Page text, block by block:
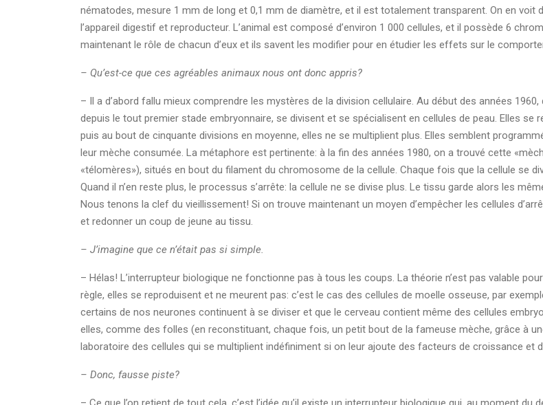
nématodes, mesure 1 mm de long et 0,1 mm de diamètre, et il est totalement transparent. On en
l’appareil digestif et reproducteur. L’animal est composé d’environ 1 000 cellules, et il possède 6
maintenant le rôle de chacun d’eux et ils savent les modifier pour en étudier les effets sur le
– Qu’est-ce que ces agréables animaux nous ont donc appris?
– Il a d’abord fallu mieux comprendre les mystères de la division cellulaire. Au début des années
depuis le tout premier stade embryonnaire, se divisent et se spécialisent en cellules de peau. Elles
puis au bout de cinquante divisions en moyenne, elles ne se multiplient plus. Elles semblent
leur mèche consumée. La métaphore est pertinente: à la fin des années 1980, on a trouvé cette
«télomères»), situés en bout du filament du chromosome de la cellule. Chaque fois que la cellule se
Quand il n’en reste plus, le processus s’arrête: la cellule ne se divise plus. Le tissu garde alors les
Nous tenons la clef du vieillissement! Si on trouve maintenant un moyen d’empêcher les cellules
et redonner un coup de jeune au tissu.
– J’imagine que ce n’était pas si simple.
– Hélas! L’interrupteur biologique ne fonctionne pas à tous les coups. La théorie n’est pas valable
règle, elles se reproduisent et ne meurent pas: c’est le cas des cellules de moelle osseuse, par
certains de nos neurones continuent à se diviser et que le cerveau contient même des cellules
elles, comme des folles (en reconstituant, chaque fois, un petit bout de la fameuse mèche, grâce à
laboratoire des cellules qui se multiplient indéfiniment si on leur ajoute des facteurs de croissance et
– Donc, fausse piste?